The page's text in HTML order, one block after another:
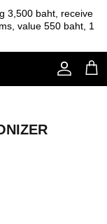
3,500 baht, receive
value 550 baht, 1